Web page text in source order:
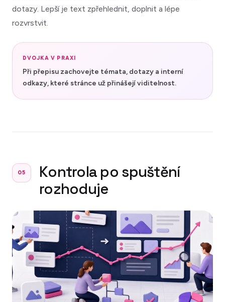
dotazy. Lepší je text zpřehlednit, doplnit a lépe
rozvrstvit.
DVOJKA V PRAXI
Při přepisu zachovejte témata, dotazy a interní
odkazy, které stránce už přinášejí viditelnost.
05
Kontrola po spuštění
rozhoduje